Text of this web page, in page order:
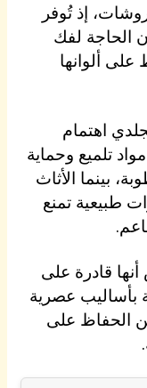
إذ تُوفر
الحاجة لفك
على ألوانها
اهتمام
تلميع وحماية
بينما الأثاث
طبيعية تمنع
قادرة على
بأساليب عصرية
الحفاظ على